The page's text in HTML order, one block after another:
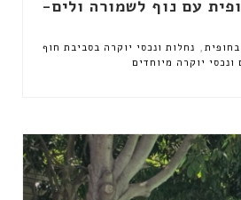
עם נוף לשמורה ולים-
, נחלות ונכסי יוקרה בסביבת חוף
ונכסי יוקרה מיוחדים